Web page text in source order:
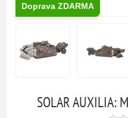
Doprava ZDARMA
SOLAR AUXILIA: